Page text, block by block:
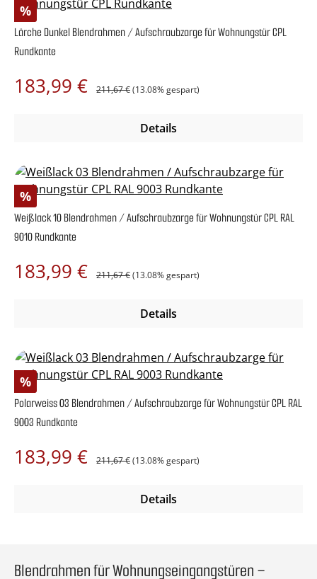
Rabatt
%
Lärche Dunkel Blendrahmen / Aufschraubzarge für Wohnungstür CPL
Rundkante
Verkaufspreis:
183,99 €
211,67 €(13.08% gespart)
Details
Rabatt
%
Weißlack 10 Blendrahmen / Aufschraubzarge für Wohnungstür CPL RAL
9010 Rundkante
Verkaufspreis:
183,99 €
211,67 €(13.08% gespart)
Details
Rabatt
%
Polarweiss 03 Blendrahmen / Aufschraubzarge für Wohnungstür CPL RAL
9003 Rundkante
Verkaufspreis:
183,99 €
211,67 €(13.08% gespart)
Details
Blendrahmen für Wohnungseingangstüren –